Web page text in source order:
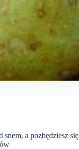
snem, a pozbędziesz się